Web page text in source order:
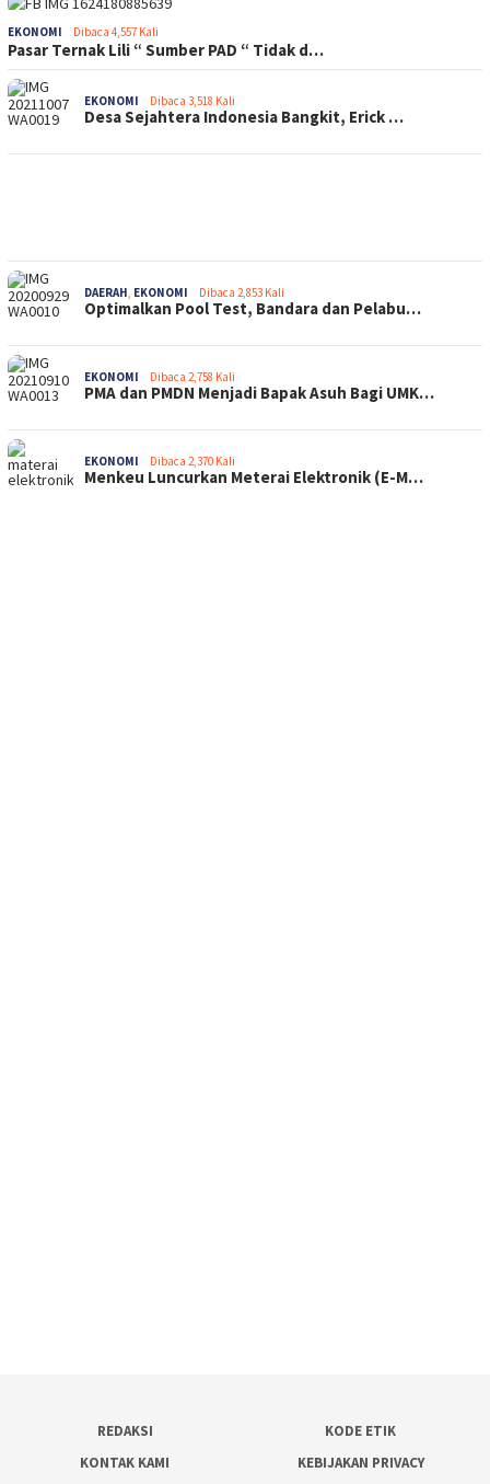
EKONOMI Dibaca 4,557 Kali
Pasar Ternak Lili “ Sumber PAD “ Tidak d…
EKONOMI Dibaca 3,518 Kali
Desa Sejahtera Indonesia Bangkit, Erick …
DAERAH, EKONOMI Dibaca 2,853 Kali
Optimalkan Pool Test, Bandara dan Pelabu…
EKONOMI Dibaca 2,758 Kali
PMA dan PMDN Menjadi Bapak Asuh Bagi UMK…
EKONOMI Dibaca 2,370 Kali
Menkeu Luncurkan Meterai Elektronik (E-M…
REDAKSI
KODE ETIK
KONTAK KAMI
KEBIJAKAN PRIVACY